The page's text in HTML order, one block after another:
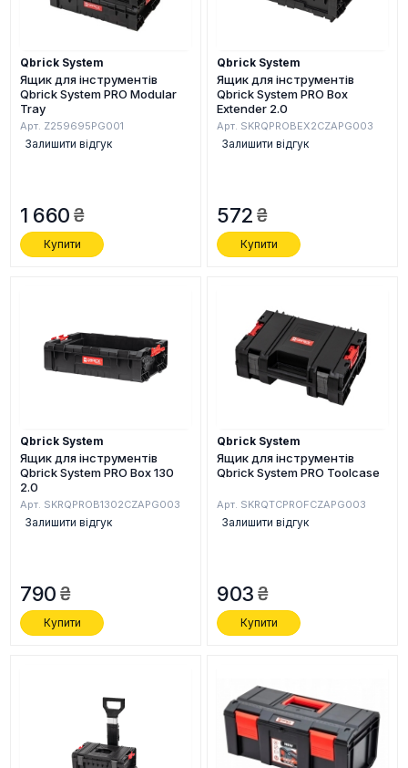
Qbrick System
Ящик для інструментів
Qbrick System PRO Modular
Tray
Арт. Z259695PG001
Залишити відгук
1 660
Купити
Qbrick System
Ящик для інструментів
Qbrick System PRO Box
Extender 2.0
Арт. SKRQPROBEX2CZAPG003
Залишити відгук
572
Купити
Qbrick System
Ящик для інструментів
Qbrick System PRO Box 130
2.0
Арт. SKRQPROB1302CZAPG003
Залишити відгук
790
Купити
Qbrick System
Ящик для інструментів
Qbrick System PRO Toolcase
Арт. SKRQTCPROFCZAPG003
Залишити відгук
903
Купити